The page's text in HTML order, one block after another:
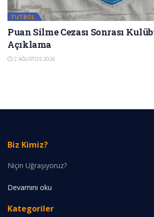
FUTBOL
Puan Silme Cezası Sonrası
Açıklama
2 AĞUSTOS 2026
Biz Kimiz?
Niçin Uğraşıyoruz?
Devamını oku
Kategoriler